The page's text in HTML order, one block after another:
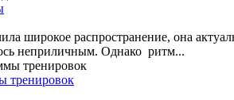
широкое распространение, она
неприличным. Однако ритм...
тренировок